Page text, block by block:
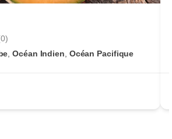
,Océan Indien Océan Pacifique